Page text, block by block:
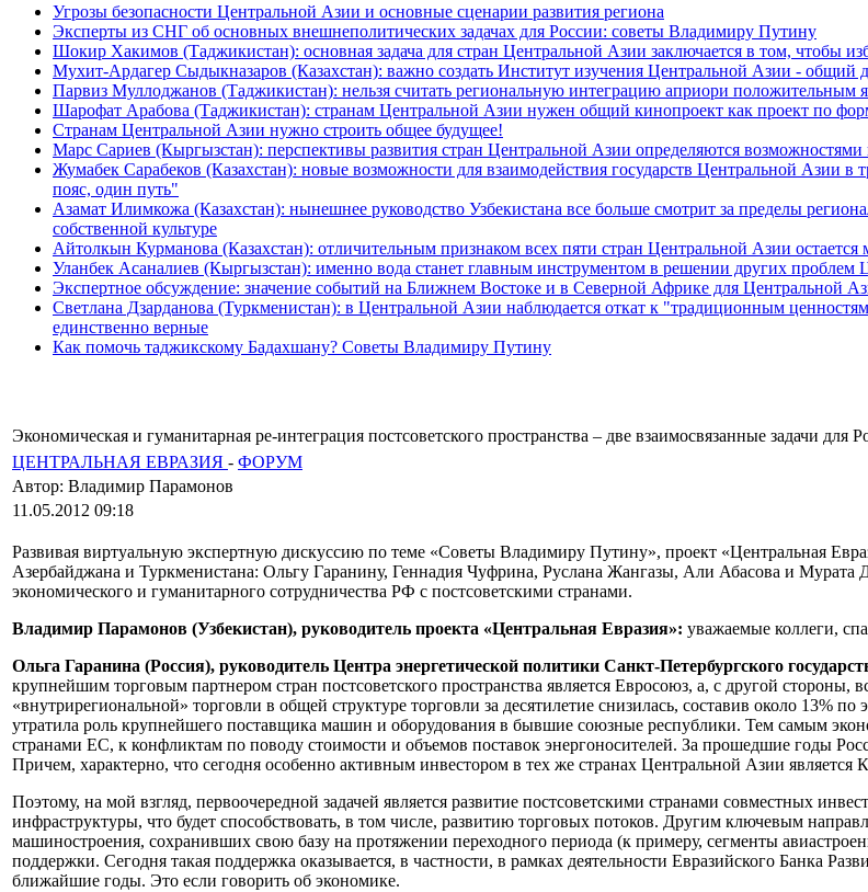
Угрозы безопасности Центральной Азии и основные сценарии развития региона
Эксперты из СНГ об основных внешнеполитических задачах для России: советы Владимиру Путину
Шокир Хакимов (Таджикистан): основная задача для стран Центральной Азии заключается в том, чтобы
Мухит-Ардагер Сыдыкназаров (Казахстан): важно создать Институт изучения Центральной Азии - общий
Парвиз Муллоджанов (Таджикистан): нельзя считать региональную интеграцию априори положительным
Шарофат Арабова (Таджикистан): странам Центральной Азии нужен общий кинопроект как проект по
Странам Центральной Азии нужно строить общее будущее!
Марс Сариев (Кыргызстан): перспективы развития стран Центральной Азии определяются возможностями
Жумабек Сарабеков (Казахстан): новые возможности для взаимодействия государств Центральной Азии
пояс, один путь"
Азамат Илимкожа (Казахстан): нынешнее руководство Узбекистана все больше смотрит за пределы
собственной культуре
Айтолкын Курманова (Казахстан): отличительным признаком всех пяти стран Центральной Азии остается
Уланбек Асаналиев (Кыргызстан): именно вода станет главным инструментом в решении других проблем
Экспертное обсуждение: значение событий на Ближнем Востоке и в Северной Африке для Центральной
Светлана Дзарданова (Туркменистан): в Центральной Азии наблюдается откат к "традиционным
единственно верные
Как помочь таджикскому Бадахшану? Советы Владимиру Путину
Экономическая и гуманитарная ре-интеграция постсоветского пространства – две взаимосвязанные задачи
ЦЕНТРАЛЬНАЯ ЕВРАЗИЯ - ФОРУМ
Автор: Владимир Парамонов
11.05.2012 09:18
Развивая виртуальную экспертную дискуссию по теме «Советы Владимиру Путину», проект «Центральная
Азербайджана и Туркменистана: Ольгу Гаранину, Геннадия Чуфрина, Руслана Жангазы, Али Абасова и Мурата
экономического и гуманитарного сотрудничества РФ с постсоветскими странами.
Владимир Парамонов (Узбекистан), руководитель проекта «Центральная Евразия»: уважаемые коллеги,
Ольга Гаранина (Россия), руководитель Центра энергетической политики Санкт-Петербургского
крупнейшим торговым партнером стран постсоветского пространства является Евросоюз, а, с другой стороны,
«внутрирегиональной» торговли в общей структуре торговли за десятилетие снизилась, составив около 13%
утратила роль крупнейшего поставщика машин и оборудования в бывшие союзные республики. Тем самым
странами ЕС, к конфликтам по поводу стоимости и объемов поставок энергоносителей. За прошедшие годы
Причем, характерно, что сегодня особенно активным инвестором в тех же странах Центральной Азии является
Поэтому, на мой взгляд, первоочередной задачей является развитие постсоветскими странами совместных
инфраструктуры, что будет способствовать, в том числе, развитию торговых потоков. Другим ключевым
машиностроения, сохранивших свою базу на протяжении переходного периода (к примеру, сегменты
поддержки. Сегодня такая поддержка оказывается, в частности, в рамках деятельности Евразийского Банка
ближайшие годы. Это если говорить об экономике.